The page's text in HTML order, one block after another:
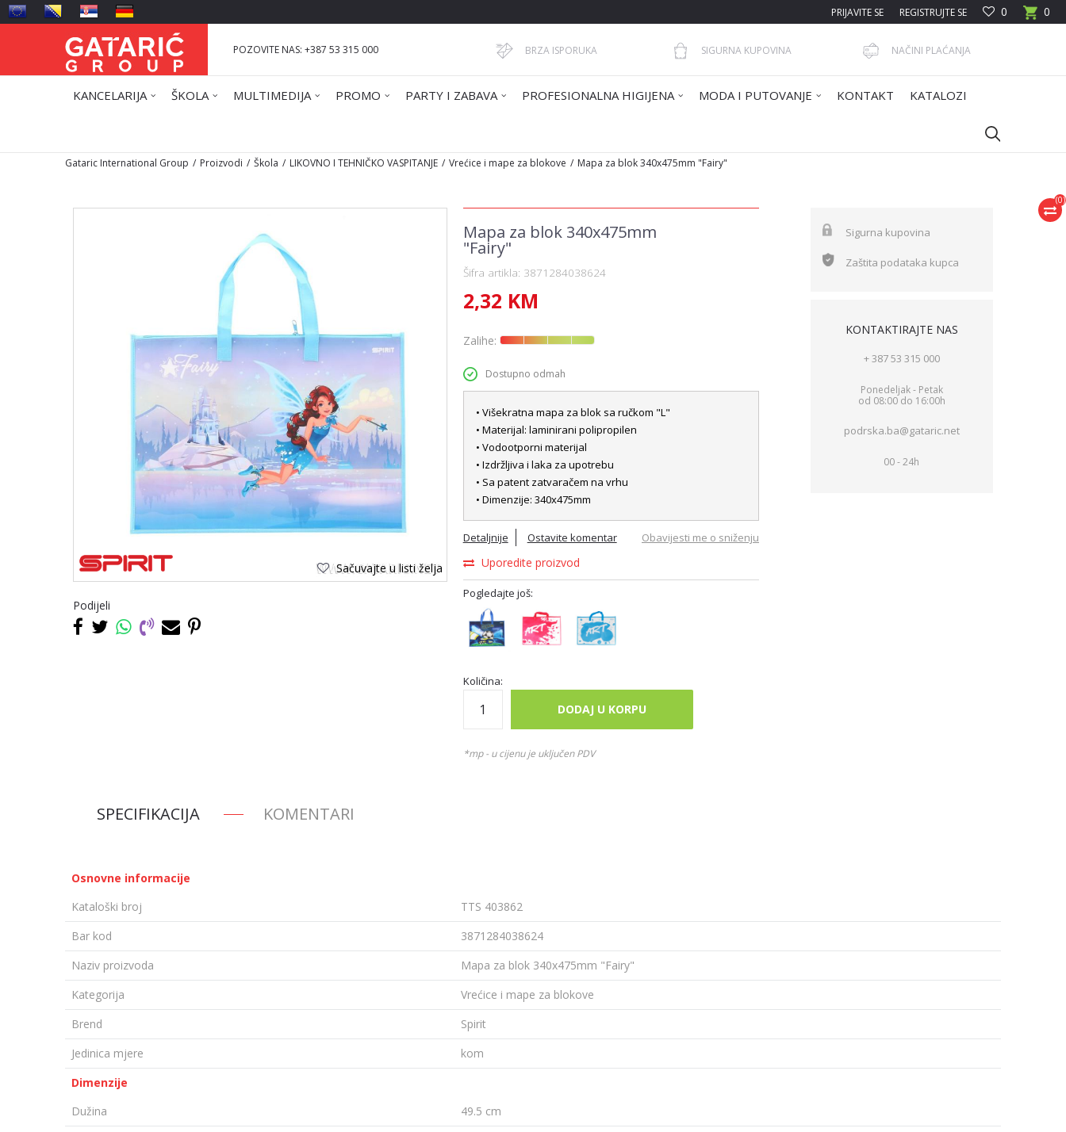
0
0
PRIJAVITE SE REGISTRUJTE SE
POZOVITE NAS: +387 53 315 000 BRZA ISPORUKA SIGURNA KUPOVINA NAČINI PLAĆANJA
KANCELARIJA ŠKOLA MULTIMEDIJA PROMO PARTY I ZABAVA PROFESIONALNA HIGIJENA MODA I PUTOVANJE KONTAKT KATALOZI
(0)
Gataric International Group Proizvodi Škola LIKOVNO I TEHNIČKO VASPITANJE Vrećice i mape za blokove Mapa za blok 340x475mm "Fairy"
Sačuvajte u listi želja
Podijeli
Mapa za blok 340x475mm
"Fairy"
Šifra artikla: 3871284038624
2,32 KM
Zalihe:
Dostupno odmah
• Višekratna mapa za blok sa ručkom "L"
• Materijal: laminirani polipropilen
• Vodootporni materijal
• Izdržljiva i laka za upotrebu
• Sa patent zatvaračem na vrhu
• Dimenzije: 340x475mm
Detaljnije Ostavite komentar
Uporedite proizvod
Obavijesti me o sniženju
Pogledajte još:
Količina:
DODAJ U KORPU
*mp - u cijenu je uključen PDV
Sigurna kupovina
Zaštita podataka kupca
KONTAKTIRAJTE NAS
+ 387 53 315 000
Ponedeljak - Petak
od 08:00 do 16:00h
podrska.ba@gataric.net
00 - 24h
SPECIFIKACIJA KOMENTARI
Osnovne informacije
Kataloški broj
TTS 403862
Bar kod
3871284038624
Naziv proizvoda
Mapa za blok 340x475mm "Fairy"
Kategorija
Vrećice i mape za blokove
Brend
Spirit
Jedinica mjere
kom
Dimenzije
Dužina
49.5 cm